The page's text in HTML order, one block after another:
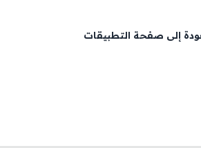
إلى صفحة التطبيقات